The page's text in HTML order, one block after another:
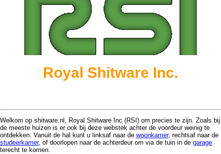
Royal Shitware Inc.
Welkom op shitware.nl, Royal Shitware Inc (RSI) om precies te zijn. Zoals bij
de meeste huizen is er ook bij deze webstek achter de voordeur weinig te
ontdekken. Vanuit de hal kunt u linksaf naar de woonkamer, rechtsaf naar de
studeerkamer, of doorlopen naar de achterdeur om via de tuin in de garage
terecht te komen.